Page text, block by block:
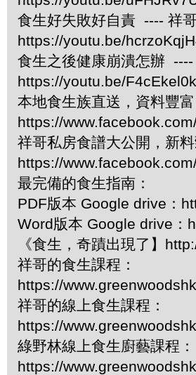
食生好失敗好自責 ---- 祥
https://youtu.be/
食生之後健康崩潰怎辦
https://youtu.be/
本地食生族直送，資料豐
https://
祥哥私房食譜大公開，新料
https://
最完備的食生指南：
PDF版本 Google drive：
Word版本 Google drive：
《食生，奇蹟出現了】
祥哥的食生課程：
https://
祥哥的線上食生課程：
https://
綠野林線上食生廚藝課程：
https://